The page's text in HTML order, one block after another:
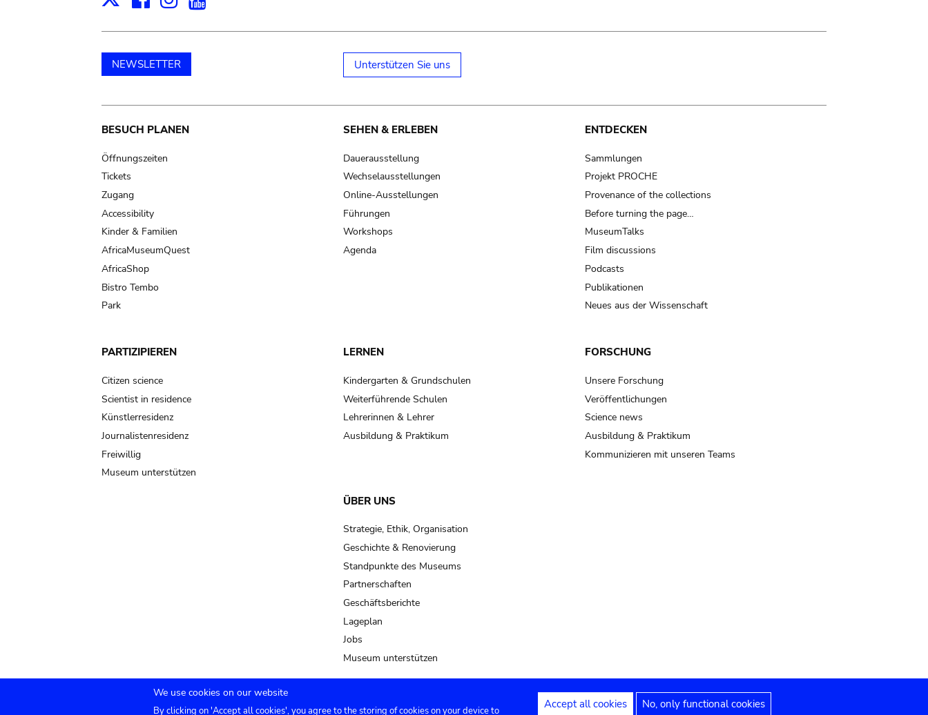
NEWSLETTER Unterstützen Sie uns
Main
navigation
BESUCH PLANEN
Öffnungszeiten
Tickets
Zugang
Accessibility
Kinder & Familien
AfricaMuseumQuest
AfricaShop
Bistro Tembo
Park
SEHEN & ERLEBEN
Dauerausstellung
Wechselausstellungen
Online-Ausstellungen
Führungen
Workshops
Agenda
ENTDECKEN
Sammlungen
Projekt PROCHE
Provenance of the collections
Before turning the page…
MuseumTalks
Film discussions
Podcasts
Publikationen
Neues aus der Wissenschaft
PARTIZIPIEREN
Citizen science
Scientist in residence
Künstlerresidenz
Journalistenresidenz
Freiwillig
Museum unterstützen
LERNEN
Kindergarten & Grundschulen
Weiterführende Schulen
Lehrerinnen & Lehrer
Ausbildung & Praktikum
FORSCHUNG
Unsere Forschung
Veröffentlichungen
Science news
Ausbildung & Praktikum
Kommunizieren mit unseren Teams
ÜBER UNS
Strategie, Ethik, Organisation
Geschichte & Renovierung
Standpunkte des Museums
Partnerschaften
Geschäftsberichte
Lageplan
Jobs
Museum unterstützen
We use cookies on our website
By clicking on 'Accept all cookies', you agree to the storing of cookies on your device to Accept all cookies No, only functional cookies